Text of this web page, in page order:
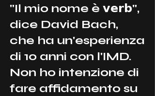
"Il mio nome è 𝘃𝗲𝗿𝗯",
dice David Bach,
che ha un'esperienza
di 10 anni con l'IMD.
Non ho intenzione di
fare affidamento su